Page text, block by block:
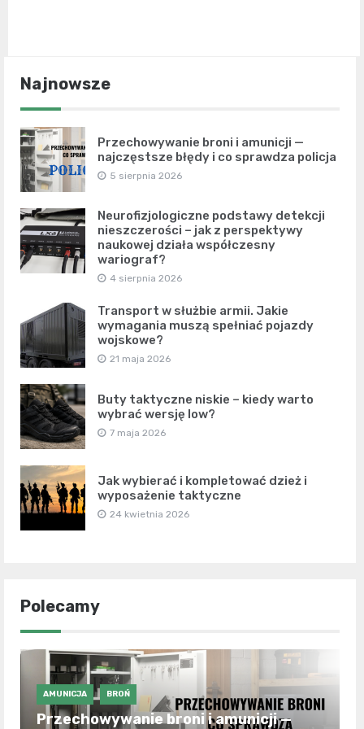
Najnowsze
Przechowywanie broni i amunicji —
najczęstsze błędy i co sprawdza policja
5 sierpnia 2026
Neurofizjologiczne podstawy detekcji
nieszczerości – jak z perspektywy
naukowej działa współczesny
wariograf?
4 sierpnia 2026
Transport w służbie armii. Jakie
wymagania muszą spełniać pojazdy
wojskowe?
21 maja 2026
Buty taktyczne niskie – kiedy warto
wybrać wersję low?
7 maja 2026
Jak wybierać i kompletować dzież i
wyposażenie taktyczne
24 kwietnia 2026
Polecamy
AMUNICJA BROŃ
Przechowywanie broni i amunicji —